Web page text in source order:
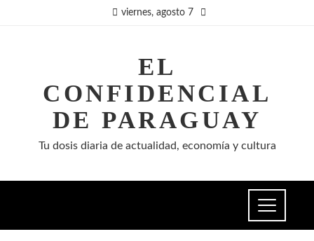
viernes, agosto 7
EL
CONFIDENCIAL
DE PARAGUAY
Tu dosis diaria de actualidad, economía y cultura